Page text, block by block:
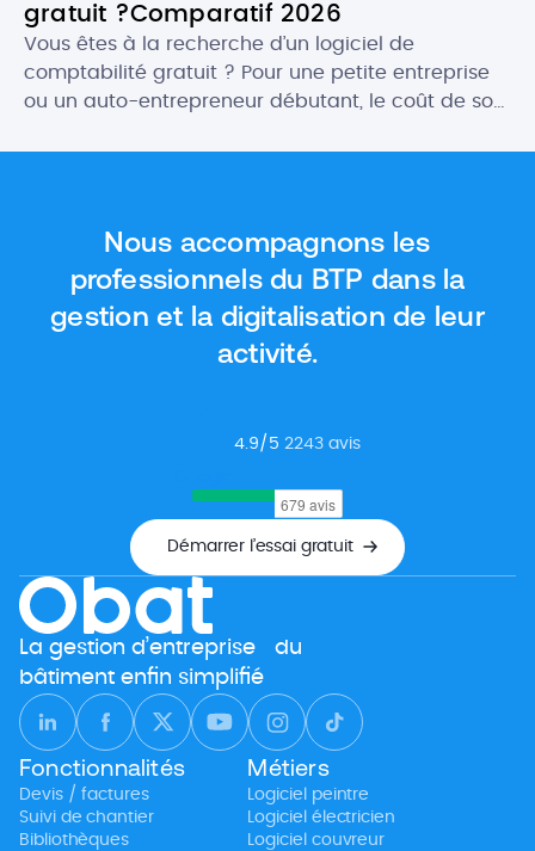
gratuit ?Comparatif 2026
Vous êtes à la recherche d’un logiciel de
comptabilité gratuit ? Pour une petite entreprise
ou un auto-entrepreneur débutant, le coût de son
Dans cet article, nous vous donnons […]
Nous accompagnons les
professionnels du BTP dans la
gestion et la digitalisation de leur
activité.
4.9/5 2243 avis
Démarrer l’essai gratuit
La gestion d’entreprise du
bâtiment enfin simplifié
Fonctionnalités
Devis / factures
Suivi de chantier
Bibliothèques
Métiers
Logiciel peintre
Logiciel électricien
Logiciel couvreur